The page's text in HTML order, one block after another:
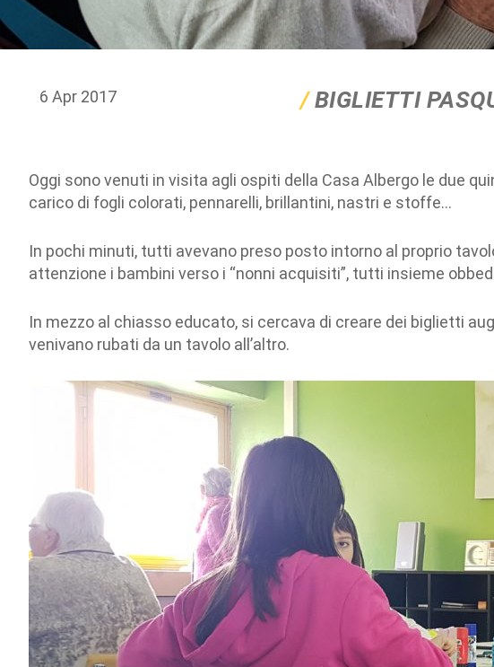
BIGLIETTI
6 Apr 2017
Oggi sono venuti in visita agli ospiti della Casa Albergo le due
carico di fogli colorati, pennarelli, brillantini, nastri e stoffe…
In pochi minuti, tutti avevano preso posto intorno al proprio
attenzione i bambini verso i “nonni acquisiti”, tutti insieme
In mezzo al chiasso educato, si cercava di creare dei biglietti
venivano rubati da un tavolo all’altro.